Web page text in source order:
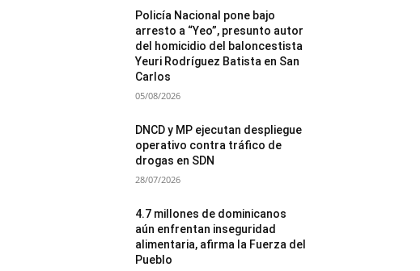
Policía Nacional pone bajo
arresto a “Yeo”, presunto autor
del homicidio del baloncestista
Yeuri Rodríguez Batista en San
Carlos
05/08/2026
DNCD y MP ejecutan despliegue
operativo contra tráfico de
drogas en SDN
28/07/2026
4.7 millones de dominicanos
aún enfrentan inseguridad
alimentaria, afirma la Fuerza del
Pueblo